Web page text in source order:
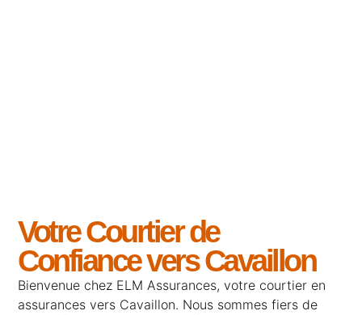
Votre Courtier de
Confiance vers Cavaillon
Bienvenue chez ELM Assurances, votre courtier en
assurances vers Cavaillon. Nous sommes fiers de